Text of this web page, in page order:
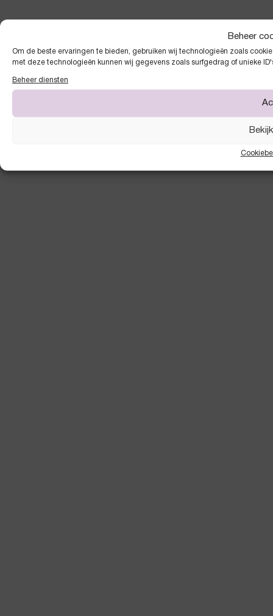
Beheer
Om de beste ervaringen te bieden, gebruiken wij technologieën zoals
met deze technologieën kunnen wij gegevens zoals surfgedrag of unieke
Beheer diensten